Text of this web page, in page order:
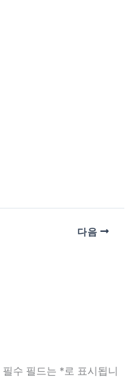
다음
필수 필드는 *로 표시됩니